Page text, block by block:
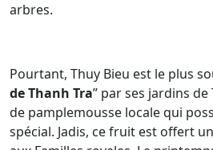
arbres.
Pourtant, Thuy Bieu est le plus
de Thanh Tra” par ses jardins
de pamplemousse locale qui
spécial. Jadis, ce fruit est offert